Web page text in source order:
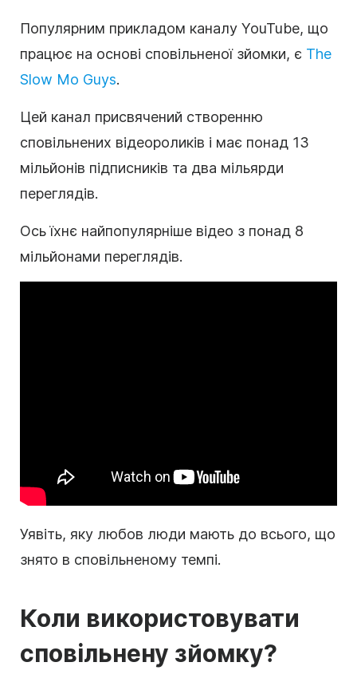
Популярним прикладом каналу YouTube, що
працює на основі сповільненої зйомки, є The
Slow Mo Guys.
Цей канал присвячений створенню
сповільнених відеороликів і має понад 13
мільйонів підписників та два мільярди
переглядів.
Ось їхнє найпопулярніше відео з понад 8
мільйонами переглядів.
Уявіть, яку любов люди мають до всього, що
знято в сповільненому темпі.
Коли використовувати
сповільнену зйомку?